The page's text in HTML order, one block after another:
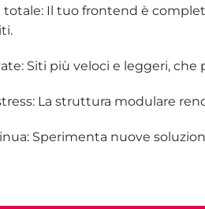
totale: Il tuo frontend è
Siti più veloci e leggeri,
La struttura modulare
Sperimenta nuove